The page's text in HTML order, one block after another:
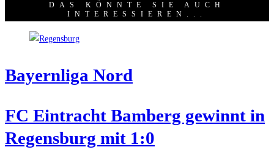
DAS KÖNNTE SIE AUCH
INTERESSIEREN...
Bay­ern­li­ga Nord
FC Ein­tracht Bam­berg gewinnt in
Regens­burg mit 1:0